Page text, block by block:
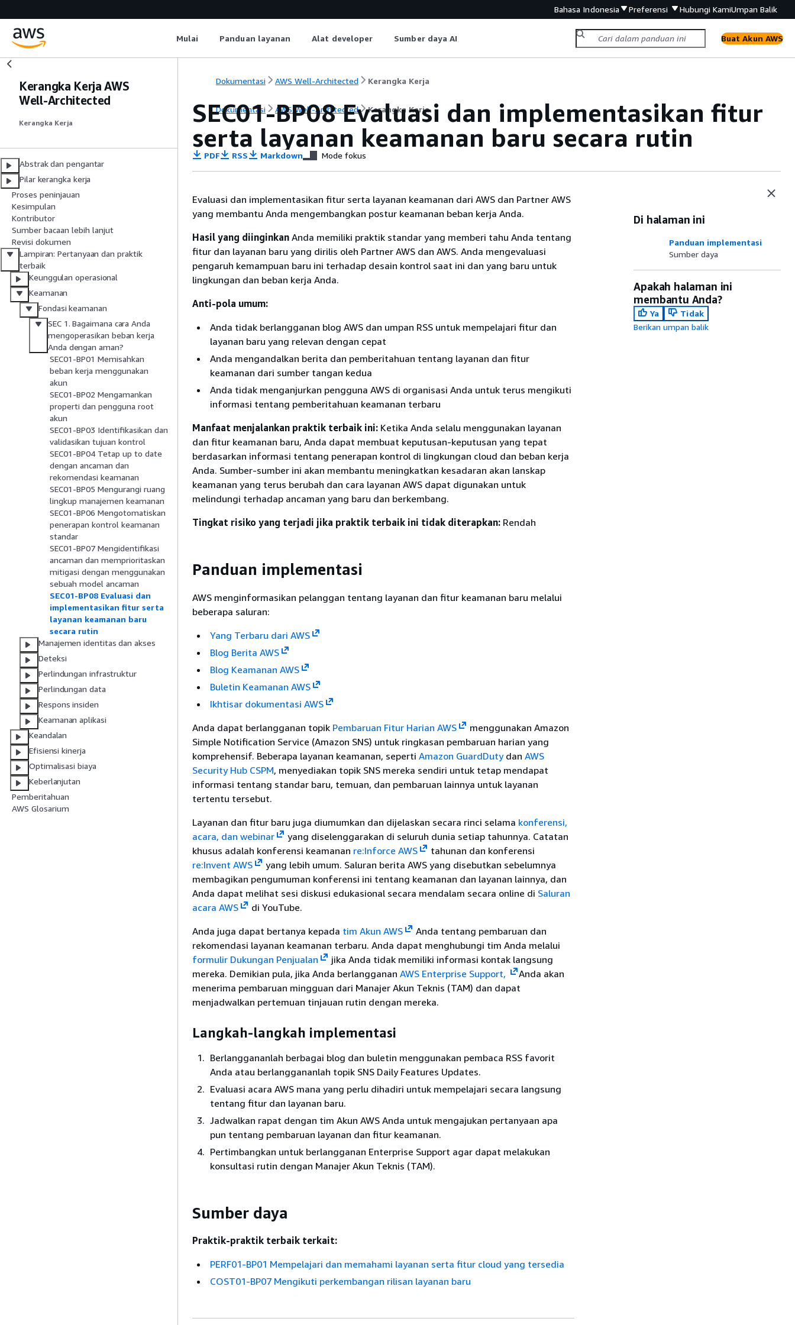
Bahasa Indonesia Preferensi Hubungi KamiUmpan Balik
Mulai Panduan layanan Alat developer Sumber daya AI Buat Akun AWS
Kerangka Kerja AWS
Well-Architected
Kerangka Kerja
Abstrak dan pengantar
Pilar kerangka kerja
Proses peninjauan
Kesimpulan
Kontributor
Sumber bacaan lebih lanjut
Revisi dokumen
Lampiran: Pertanyaan dan praktik
terbaik
Keunggulan operasional
Keamanan
Fondasi keamanan
SEC 1. Bagaimana cara Anda
mengoperasikan beban kerja
Anda dengan aman?
SEC01-BP01 Memisahkan
beban kerja menggunakan
akun
SEC01-BP02 Mengamankan
properti dan pengguna root
akun
SEC01-BP03 Identifikasikan dan
validasikan tujuan kontrol
SEC01-BP04 Tetap up to date
dengan ancaman dan
rekomendasi keamanan
SEC01-BP05 Mengurangi ruang
lingkup manajemen keamanan
SEC01-BP06 Mengotomatiskan
penerapan kontrol keamanan
standar
SEC01-BP07 Mengidentifikasi
ancaman dan memprioritaskan
mitigasi dengan menggunakan
sebuah model ancaman
SEC01-BP08 Evaluasi dan
implementasikan fitur serta
layanan keamanan baru
secara rutin
Manajemen identitas dan akses
Deteksi
Perlindungan infrastruktur
Perlindungan data
Respons insiden
Keamanan aplikasi
Keandalan
Efisiensi kinerja
Optimalisasi biaya
Keberlanjutan
Pemberitahuan
AWS Glosarium
Dokumentasi AWS Well-Architected Kerangka Kerja
Dokumentasi AWS Well-Architected Kerangka Kerja
SEC01-BP08 Evaluasi dan implementasikan fitur
serta layanan keamanan baru secara rutin
PDF RSS Markdown Mode fokus
Evaluasi dan implementasikan fitur serta layanan keamanan dari AWS dan Partner AWS
yang membantu Anda mengembangkan postur keamanan beban kerja Anda.
Hasil yang diinginkan Anda memiliki praktik standar yang memberi tahu Anda tentang
fitur dan layanan baru yang dirilis oleh Partner AWS dan AWS. Anda mengevaluasi
pengaruh kemampuan baru ini terhadap desain kontrol saat ini dan yang baru untuk
lingkungan dan beban kerja Anda.
Anti-pola umum:
Anda tidak berlangganan blog AWS dan umpan RSS untuk mempelajari fitur dan
layanan baru yang relevan dengan cepat
Anda mengandalkan berita dan pemberitahuan tentang layanan dan fitur
keamanan dari sumber tangan kedua
Anda tidak menganjurkan pengguna AWS di organisasi Anda untuk terus mengikuti
informasi tentang pemberitahuan keamanan terbaru
Manfaat menjalankan praktik terbaik ini: Ketika Anda selalu menggunakan layanan
dan fitur keamanan baru, Anda dapat membuat keputusan-keputusan yang tepat
berdasarkan informasi tentang penerapan kontrol di lingkungan cloud dan beban kerja
Anda. Sumber-sumber ini akan membantu meningkatkan kesadaran akan lanskap
keamanan yang terus berubah dan cara layanan AWS dapat digunakan untuk
melindungi terhadap ancaman yang baru dan berkembang.
Tingkat risiko yang terjadi jika praktik terbaik ini tidak diterapkan: Rendah
Panduan implementasi
AWS menginformasikan pelanggan tentang layanan dan fitur keamanan baru melalui
beberapa saluran:
Yang Terbaru dari AWS
Blog Berita AWS
Blog Keamanan AWS
Buletin Keamanan AWS
Ikhtisar dokumentasi AWS
Anda dapat berlangganan topik Pembaruan Fitur Harian AWS
menggunakan Amazon
Simple Notification Service (Amazon SNS) untuk ringkasan pembaruan harian yang
komprehensif. Beberapa layanan keamanan, seperti Amazon GuardDutydan AWS
Security Hub CSPM, menyediakan topik SNS mereka sendiri untuk tetap mendapat
informasi tentang standar baru, temuan, dan pembaruan lainnya untuk layanan
tertentu tersebut.
Layanan dan fitur baru juga diumumkan dan dijelaskan secara rinci selama konferensi,
acara, dan webinar
yang diselenggarakan di seluruh dunia setiap tahunnya. Catatan
khusus adalah konferensi keamanan re:Inforce AWS
tahunan dan konferensi
re:Invent AWS
yang lebih umum. Saluran berita AWS yang disebutkan sebelumnya
membagikan pengumuman konferensi ini tentang keamanan dan layanan lainnya, dan
Anda dapat melihat sesi diskusi edukasional secara mendalam secara online di Saluran
acara AWS
di YouTube.
Anda juga dapat bertanya kepada tim Akun AWS
Anda tentang pembaruan dan
rekomendasi layanan keamanan terbaru. Anda dapat menghubungi tim Anda melalui
formulir Dukungan Penjualan
jika Anda tidak memiliki informasi kontak langsung
mereka. Demikian pula, jika Anda berlangganan AWS Enterprise Support,
Anda akan
menerima pembaruan mingguan dari Manajer Akun Teknis (TAM) dan dapat
menjadwalkan pertemuan tinjauan rutin dengan mereka.
Langkah-langkah implementasi
Berlanggananlah berbagai blog dan buletin menggunakan pembaca RSS favorit
Anda atau berlanggananlah topik SNS Daily Features Updates.
Evaluasi acara AWS mana yang perlu dihadiri untuk mempelajari secara langsung
tentang fitur dan layanan baru.
Jadwalkan rapat dengan tim Akun AWS Anda untuk mengajukan pertanyaan apa
pun tentang pembaruan layanan dan fitur keamanan.
Pertimbangkan untuk berlangganan Enterprise Support agar dapat melakukan
konsultasi rutin dengan Manajer Akun Teknis (TAM).
Sumber daya
Praktik-praktik terbaik terkait:
PERF01-BP01 Mempelajari dan memahami layanan serta fitur cloud yang tersedia
COST01-BP07 Mengikuti perkembangan rilisan layanan baru
Di halaman ini
Panduan implementasi
Sumber daya
Apakah halaman ini
membantu Anda?
Ya
Tidak
Berikan umpan balik